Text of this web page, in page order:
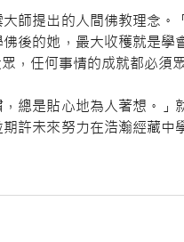
提出的人間佛教理念。
後的她，最大收穫就是學
，任何事情的成就都必須
是貼心地為人著想。」
許未來努力在浩瀚經藏中